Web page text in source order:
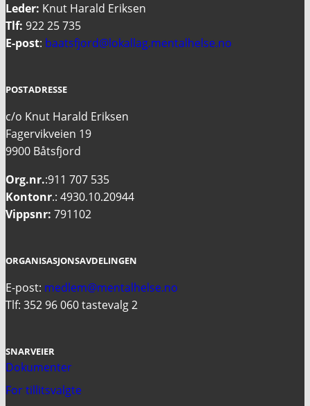
Leder: Knut Harald Eriksen
Tlf: 922 25 735
E-post: baatsfjord@lokallag.mentalhelse.no
POSTADRESSE
c/o Knut Harald Eriksen
Fagervikveien 19
9900 Båtsfjord
Org.nr.:911 707 535
Kontonr.: 4930.10.20944
Vippsnr: 791102
ORGANISASJONSAVDELINGEN
E-post: medlem@mentalhelse.no
Tlf: 352 96 060 tastevalg 2
SNARVEIER
Dokumenter
For tillitsvalgte